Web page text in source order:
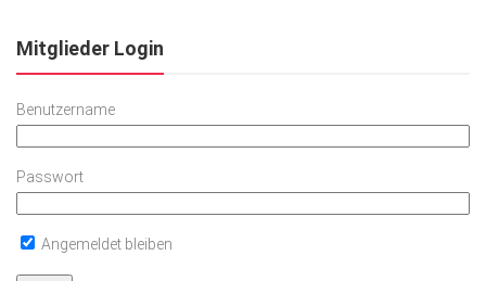
Mitglieder Login
Benutzername
Passwort
Angemeldet bleiben